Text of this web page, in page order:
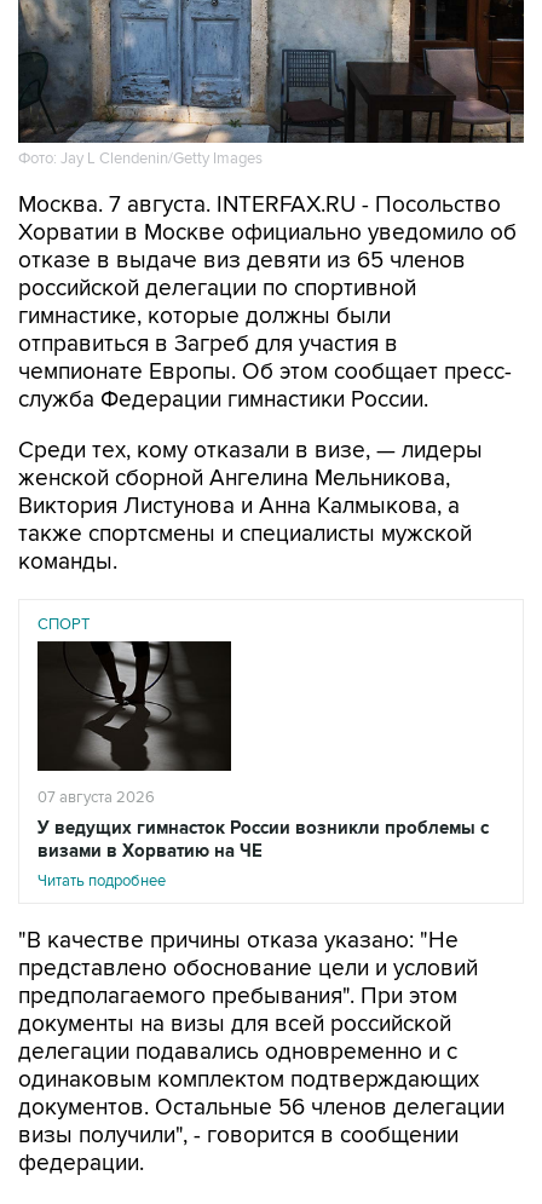
Фото: Jay L Clendenin/Getty Images
Москва. 7 августа. INTERFAX.RU - Посольство
отказе в выдаче виз девяти из 65 членов
российской делегации по спортивной
гимнастике, которые должны были
отправиться в Загреб для участия в
чемпионате Европы. Об этом сообщает пресс-
служба Федерации гимнастики России.
Среди тех, кому отказали в визе, — лидеры
Виктория Листунова и Анна Калмыкова, а
также спортсмены и специалисты мужской
команды.
СПОРТ
07 августа 2026
У ведущих гимнасток России возникли проблемы с
визами в Хорватию на ЧЕ
Читать подробнее
"В качестве причины отказа указано: "Не
предполагаемого пребывания". При этом
документы на визы для всей российской
делегации подавались одновременно и с
одинаковым комплектом подтверждающих
документов. Остальные 56 членов делегации
визы получили", - говорится в сообщении
федерации.
В организации расценили решение Хорватии